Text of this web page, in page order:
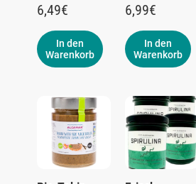
6,49€
In den
Warenkorb
6,99€
In den
Warenkorb